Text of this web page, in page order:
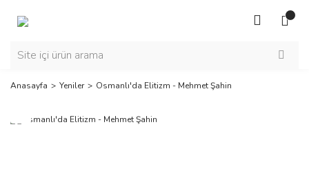
Anasayfa Yeniler Osmanlı'da Elitizm - Mehmet Şahin